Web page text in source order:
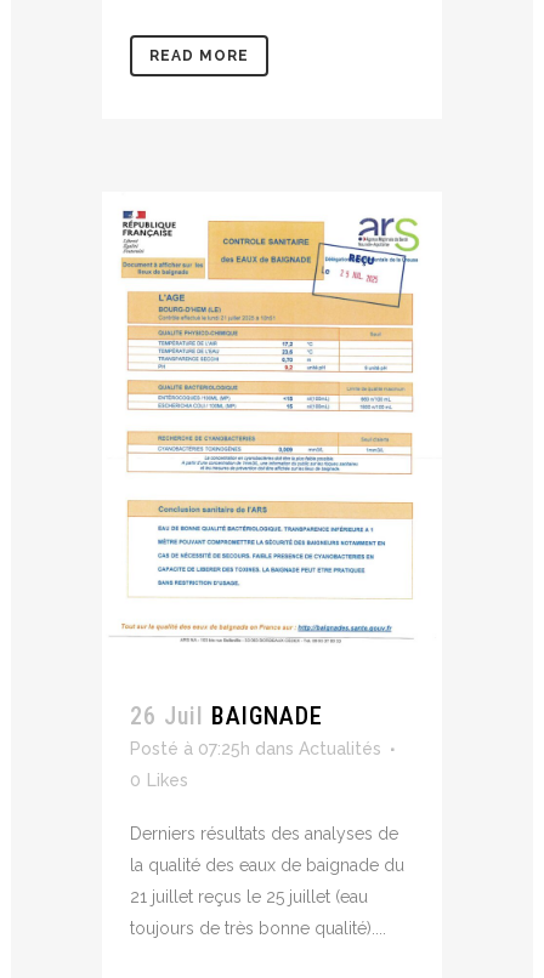
READ MORE
26 Juil BAIGNADE
Posté à 07:25h dans Actualités
0 Likes
Derniers résultats des analyses de
la qualité des eaux de baignade du
21 juillet reçus le 25 juillet (eau
toujours de très bonne qualité)....